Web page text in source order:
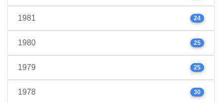
1981 24
1980 25
1979 25
1978 30